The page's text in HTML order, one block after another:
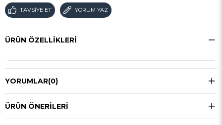
TAVSIYE ET YORUM YAZ
ÜRÜN ÖZELLIKLERI
YORUMLAR(0)
ÜRÜN ÖNERILERI